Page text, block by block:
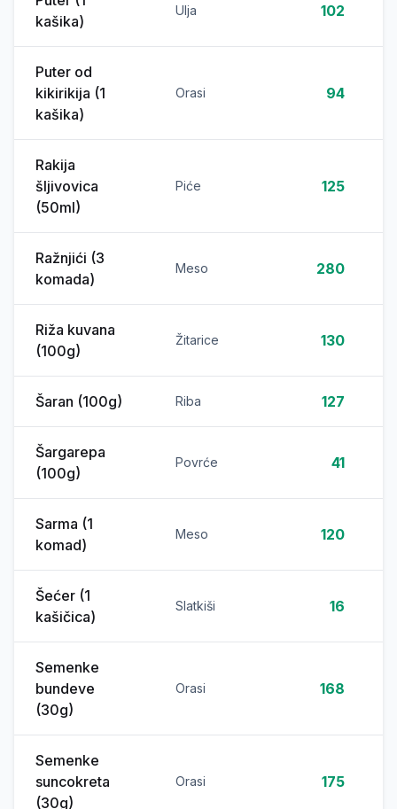
kašika)
Ulja 102
Puter od
kikirikija (1
kašika)
Orasi 94
Rakija
šljivovica
(50ml)
Piće 125
Ražnjići (3
komada)
Meso 280
Riža kuvana
(100g)
Žitarice 130
Šaran (100g) Riba 127
Šargarepa
(100g)
Povrće 41
Sarma (1
komad)
Meso 120
Šećer (1
kašičica)
Slatkiši 16
Semenke
bundeve
(30g)
Orasi 168
Semenke
suncokreta
(30g)
Orasi 175